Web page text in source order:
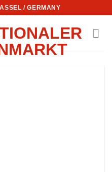
/ GERMANY